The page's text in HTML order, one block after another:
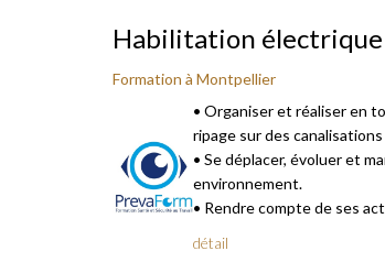
Habilitation
Formation à Montpellier
• Organiser et réaliser en
ripage sur des
• Se déplacer, évoluer et
environnement.
• Rendre compte de ses
détail